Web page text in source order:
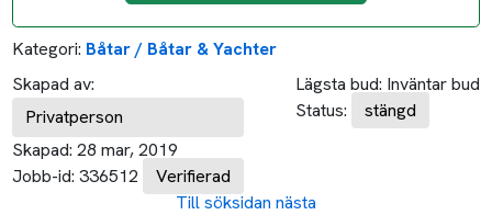
Kategori: Båtar / Båtar & Yachter
Skapad av:
Privatperson
Skapad: 28 mar, 2019
Jobb-id: 336512 Verifierad
Lägsta bud: Inväntar bud
Status:
stängd
Till söksidan nästa